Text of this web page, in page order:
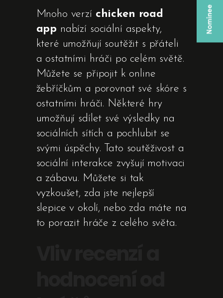
Mnoho verzí chicken road
app nabízí sociální aspekty,
které umožňují soutěžit s přáteli
a ostatními hráči po celém světě.
Můžete se připojit k online
žebříčkům a porovnat své skóre s
ostatními hráči. Některé hry
umožňují sdílet své výsledky na
sociálních sítích a pochlubit se
svými úspěchy. Tato soutěživost a
sociální interakce zvyšují motivaci
a zábavu. Můžete si tak
vyzkoušet, zda jste nejlepší
slepice v okolí, nebo zda máte na
to porazit hráče z celého světa.